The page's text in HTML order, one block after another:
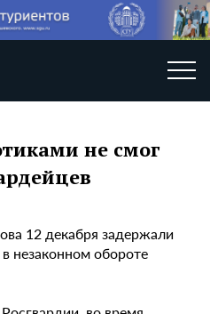
не смог
12 декабря задержали
незаконном обороте